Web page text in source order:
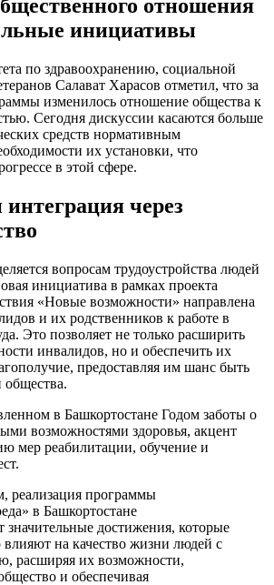
отношения
инициативы
по здравоохранению, социальной
Салават Харасов отметил, что за
изменилось отношение общества к
Сегодня дискуссии касаются больше
средств нормативным
их установки, что
в этой сфере.
через
вопросам трудоустройства людей
инициатива в рамках проекта
«Новые возможности» направлена
и их родственников к работе в
Это позволяет не только расширить
инвалидов, но и обеспечить их
предоставляя им шанс быть
в Башкортостане Годом заботы о
возможностями здоровья, акцент
мер реабилитации, обучение и
реализация программы
в Башкортостане
значительные достижения, которые
на качество жизни людей с
расширяя их возможности,
и обеспечивая